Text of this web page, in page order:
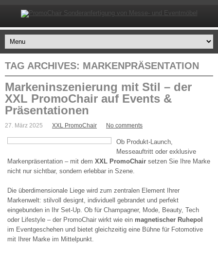
TAG ARCHIVES: MARKENPRÄSENTATION
Markeninszenierung mit Stil – der
XXL PromoChair auf Events &
Präsentationen
27. März 2025 XXL PromoChair No comments
Ob Produkt-Launch,
Messeauftritt oder exklusive
Markenpräsentation – mit dem XXL PromoChair setzen Sie Ihre Marke
nicht nur sichtbar, sondern erlebbar in Szene.
Die überdimensionale Liege wird zum zentralen Element Ihrer
Markenwelt: stilvoll designt, individuell gebrandet und perfekt
eingebunden in Ihr Set-Up. Ob für Champagner, Mode, Beauty, Tech
oder Lifestyle – der PromoChair wirkt wie ein magnetischer Ruhepol
im Eventgeschehen und bietet gleichzeitig eine Bühne für Fotomotive
mit Ihrer Marke im Mittelpunkt.